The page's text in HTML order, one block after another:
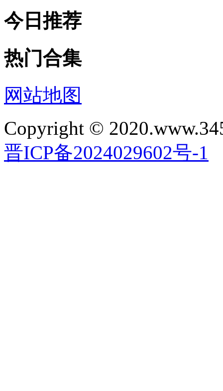
今日推荐
热门合集
网站地图
Copyright ©
晋ICP备2024029602号-1